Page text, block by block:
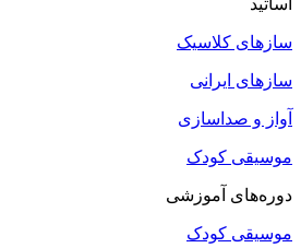
اساتید
سازهای کلاسیک
سازهای ایرانی
آواز و صداسازی
موسیقی کودک
دوره‌های آموزشی
موسیقی کودک